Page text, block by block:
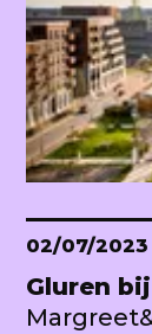
02/07/2023
Gluren